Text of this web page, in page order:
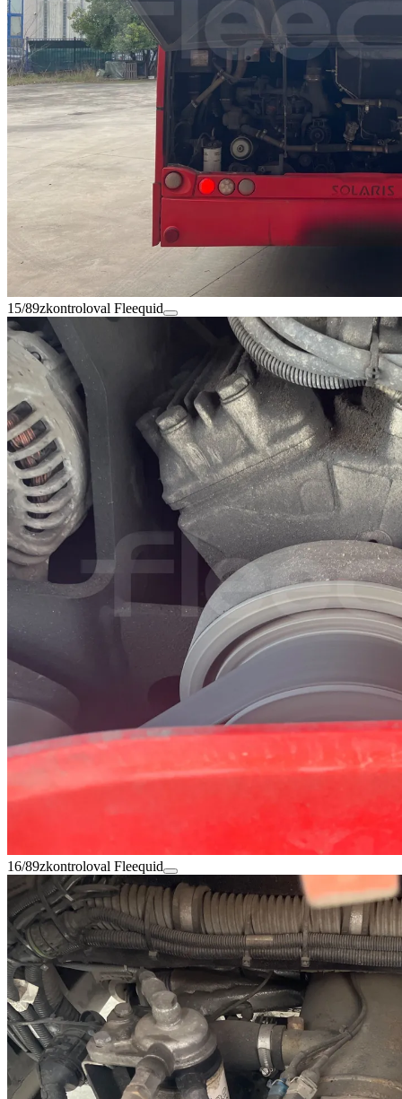
15/89zkontroloval Fleequid
16/89zkontroloval Fleequid